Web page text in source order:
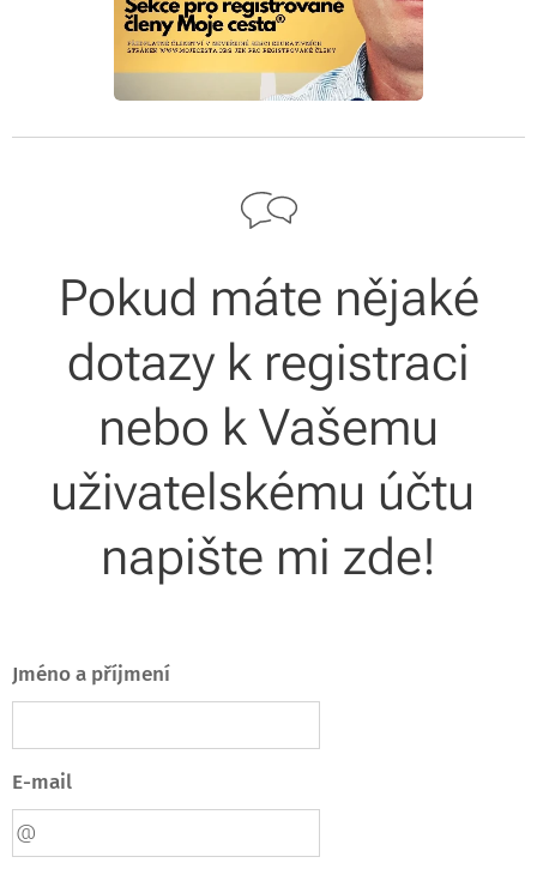
Pokud máte nějaké
dotazy k registraci
nebo k Vašemu
uživatelskému účtu
napište mi zde!
Jméno a příjmení
E-mail